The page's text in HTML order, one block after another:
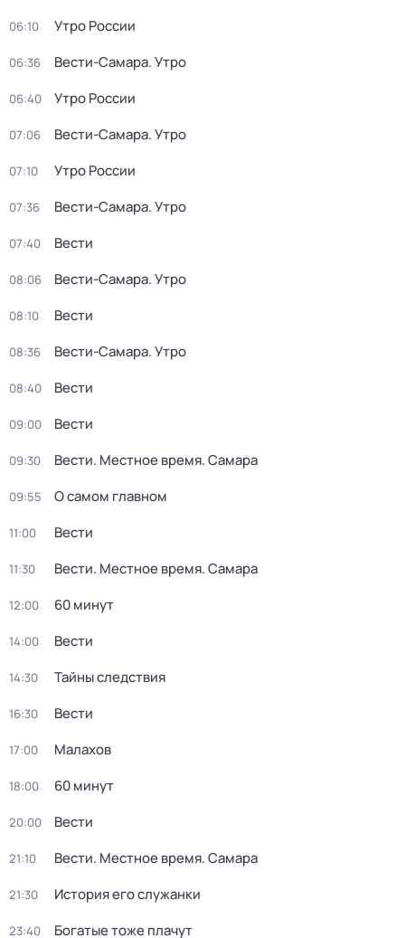
06:10 Утро России
06:36 Вести-Самара. Утро
06:40 Утро России
07:06 Вести-Самара. Утро
07:10 Утро России
07:36 Вести-Самара. Утро
07:40 Вести
08:06 Вести-Самара. Утро
08:10 Вести
08:36 Вести-Самара. Утро
08:40 Вести
09:00 Вести
09:30 Вести. Местное время. Самара
09:55 О самом главном
11:00 Вести
11:30 Вести. Местное время. Самара
12:00 60 минут
14:00 Вести
14:30 Тайны следствия
16:30 Вести
17:00 Малахов
18:00 60 минут
20:00 Вести
21:10 Вести. Местное время. Самара
21:30 История его служанки
23:40 Богатые тоже плачут